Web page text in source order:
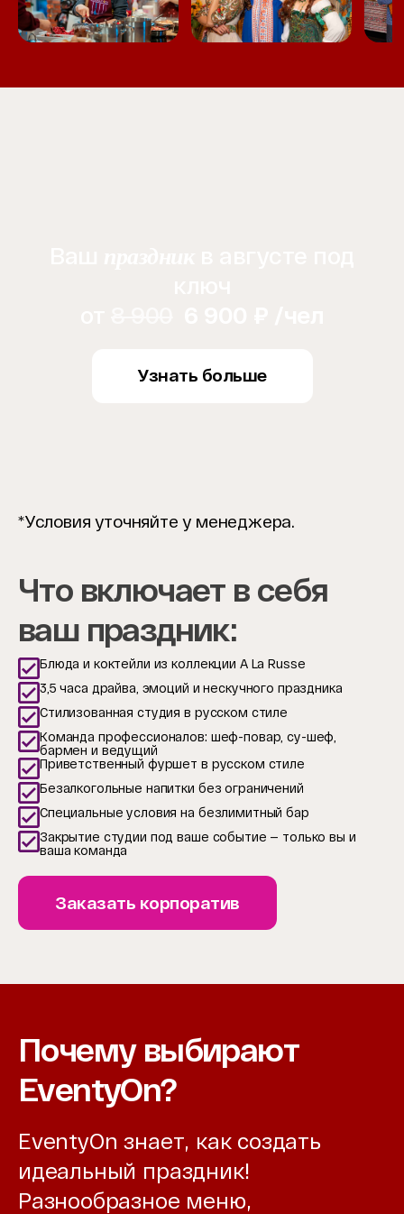
of
Узнать больше
*Условия уточняйте у менеджера.
Что включает в себя
ваш праздник:
Блюда и коктейли из коллекции A La Russe
3,5 часа драйва, эмоций и нескучного праздника
Стилизованная студия в русском стиле
Команда профессионалов: шеф-повар, су-шеф,
бармен и ведущий
Приветственный фуршет в русском стиле
Безалкогольные напитки без ограничений
Специальные условия на безлимитный бар
Закрытие студии под ваше событие — только вы и
ваша команда
Заказать корпоратив
Почему выбирают
EventyOn?
EventyOn знает, как создать
идеальный праздник!
Разнообразное меню,